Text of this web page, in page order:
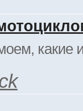
какие